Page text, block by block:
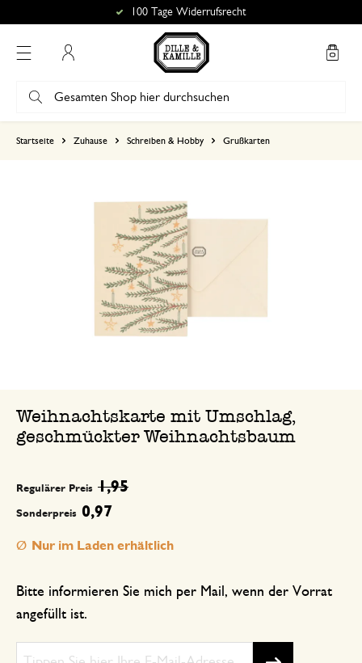
100 Tage Widerrufsrecht
Startseite Zuhause Schreiben & Hobby Grußkarten
Weihnachtskarte mit Umschlag,
geschmückter Weihnachtsbaum
Sonderpreis 0,97
Regulärer Preis 1,95
Bitte informieren Sie mich per Mail, wenn der Vorrat
angefüllt ist.
Nur im Laden erhältlich